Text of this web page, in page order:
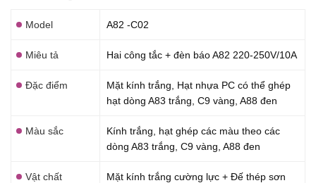
Model A82 -C02
Miêu tả Hai công tắc + đèn báo A82 220-250V/10A
Đặc điểm
Mặt kính trắng, Hạt nhựa PC có thể ghép
hạt dòng A83 trắng, C9 vàng, A88 đen
Màu sắc
Kính trắng, hạt ghép các màu theo các
dòng A83 trắng, C9 vàng, A88 đen
Vật chất
Mặt kính trắng cường lực + Đế thép sơn